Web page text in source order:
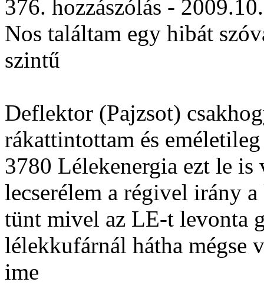
376. hozzászólás -
Nos találtam egy hibát
szintű
Deflektor (Pajzsot)
rákattintottam és
3780 Lélekenergia ezt le is
lecserélem a régivel irány
tünt mivel az LE-t levonta
lélekkufárnál hátha mégse
ime